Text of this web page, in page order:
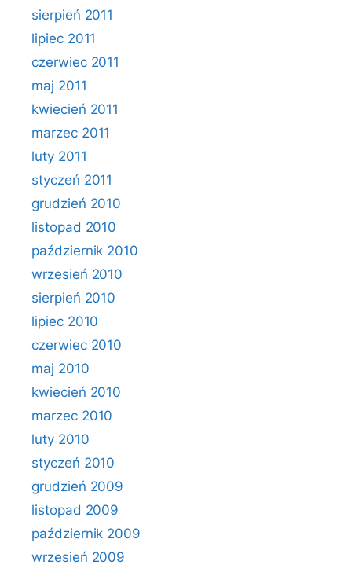
sierpień 2011
lipiec 2011
czerwiec 2011
maj 2011
kwiecień 2011
marzec 2011
luty 2011
styczeń 2011
grudzień 2010
listopad 2010
październik 2010
wrzesień 2010
sierpień 2010
lipiec 2010
czerwiec 2010
maj 2010
kwiecień 2010
marzec 2010
luty 2010
styczeń 2010
grudzień 2009
listopad 2009
październik 2009
wrzesień 2009